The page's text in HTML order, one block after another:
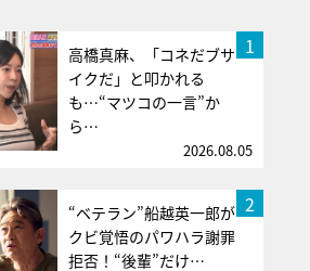
1
高橋真麻、「コネだブサ
イクだ」と叩かれる
も…“マツコの一言”か
ら…
2026.08.05
2
“ベテラン”船越英一郎が
クビ覚悟のパワハラ謝罪
拒否！“後輩”だけ…